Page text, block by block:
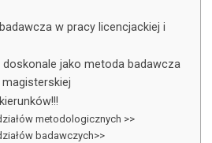
w pracy licencjackiej i
jako metoda badawcza
metodologicznych >>
badawczych>>